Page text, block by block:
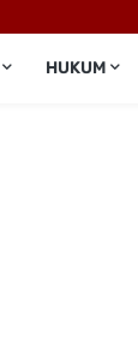
HUKUM